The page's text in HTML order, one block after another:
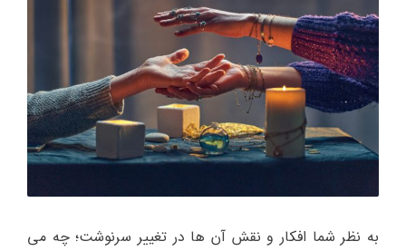
به نظر شما افکار و نقش آن ها در تغییر سرنوشت؛ چه می